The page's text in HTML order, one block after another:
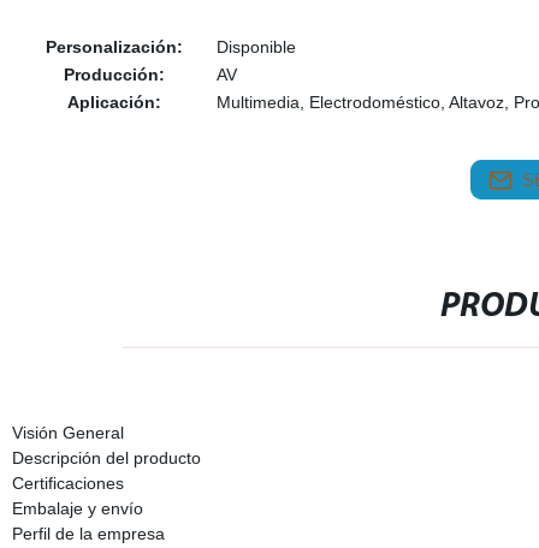
Personalización:
Disponible
Producción:
AV
Aplicación:
Multimedia, Electrodoméstico, Altavoz,
Visión General
Descripción del producto
Certificaciones
Embalaje y envío
Perfil de la empresa